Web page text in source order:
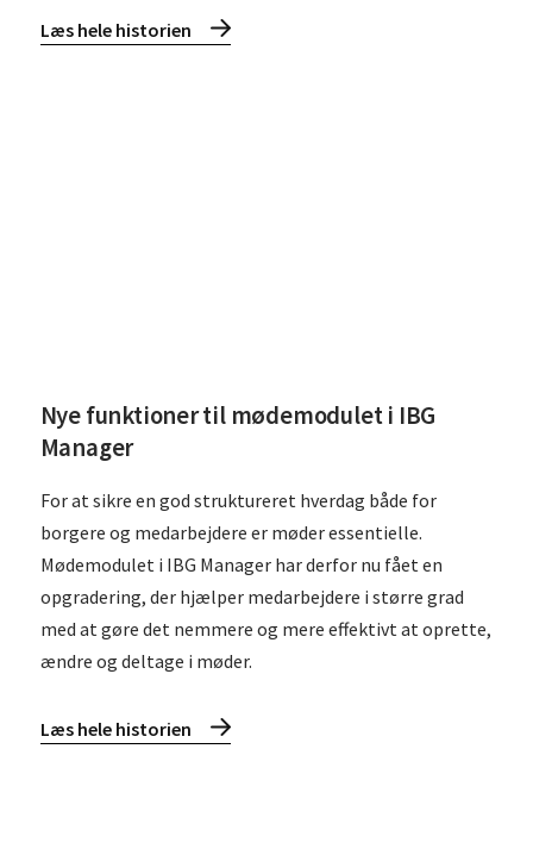
Læs hele historien
Nye funktioner til mødemodulet i IBG
Manager
For at sikre en god struktureret hverdag både for
borgere og medarbejdere er møder essentielle.
Mødemodulet i IBG Manager har derfor nu fået en
opgradering, der hjælper medarbejdere i større grad
med at gøre det nemmere og mere effektivt at oprette,
ændre og deltage i møder.
Læs hele historien